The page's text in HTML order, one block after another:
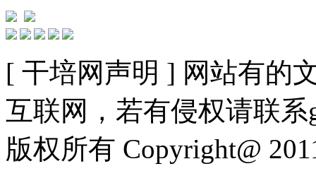
[ 干培网声明 ] 网站有的
互联网，若有侵权请联系
版权所有 Copyright@